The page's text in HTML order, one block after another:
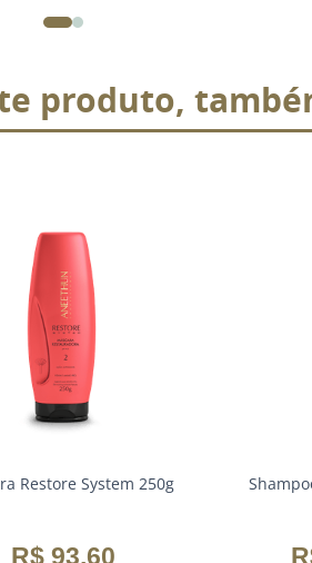
produto,
Restore System 250g
R$ 93,60